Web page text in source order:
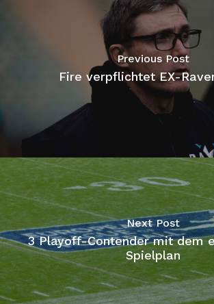
Previous Post
Fire verpflichtet EX-
Next Post
3 Playoff-Contender mit dem
Spielplan